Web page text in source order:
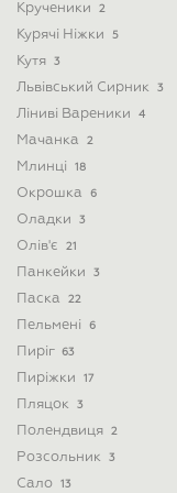
Крученики 2
Курячі Ніжки 5
Кутя 3
Львівський Сирник 3
Ліниві Вареники 4
Мачанка 2
Млинці 18
Окрошка 6
Оладки 3
Олів'є 21
Панкейки 3
Паска 22
Пельмені 6
Пиріг 63
Пиріжки 17
Пляцок 3
Полендвиця 2
Розсольник 3
Сало 13